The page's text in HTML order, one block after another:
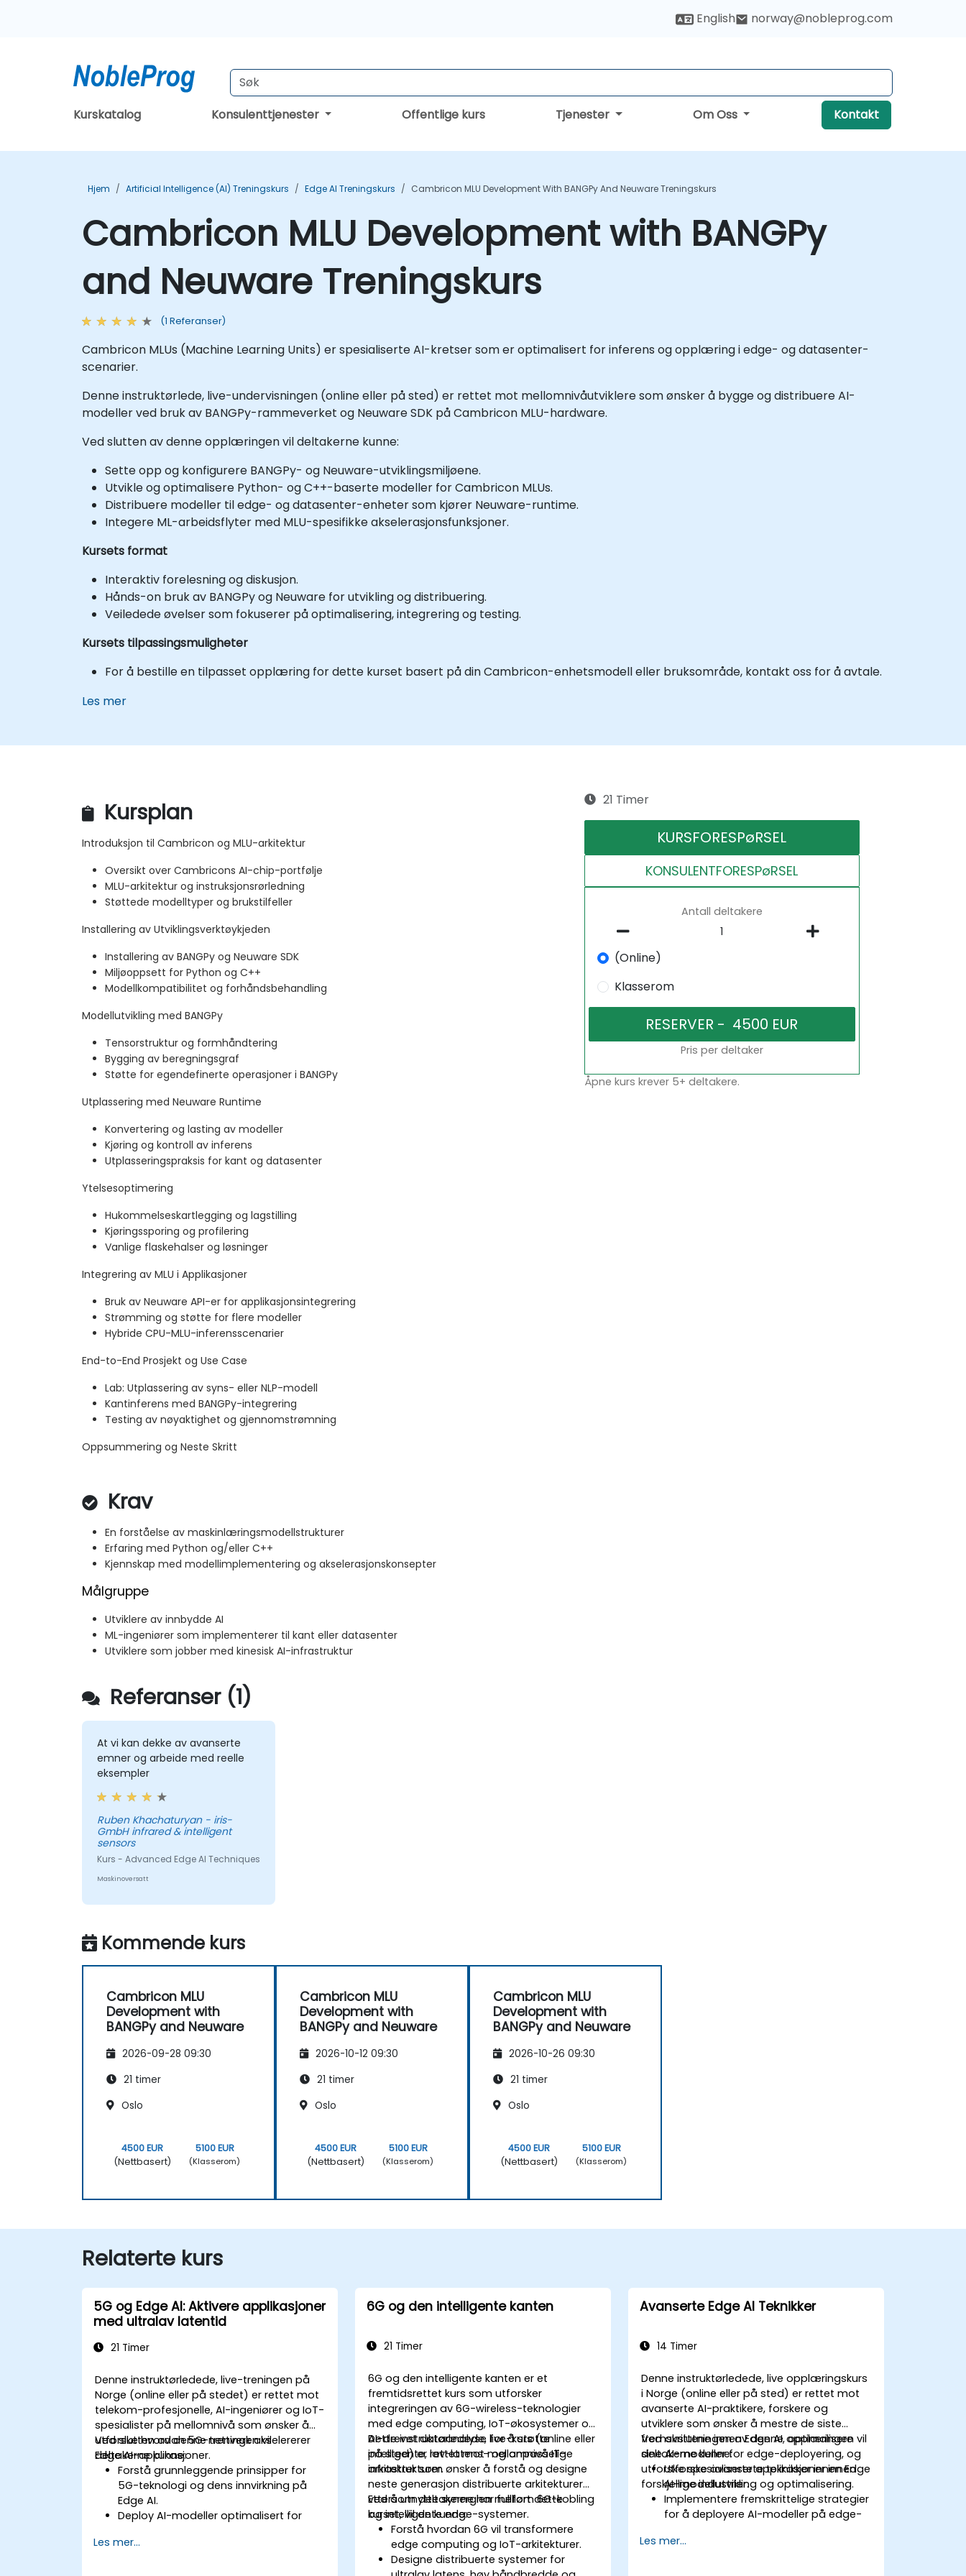
English norway@nobleprog.com
Kurskatalog Konsulenttjenester Offentlige kurs Tjenester Om Oss Kontakt
Hjem Artificial Intelligence (AI) Treningskurs Edge AI Treningskurs Cambricon MLU Development With BANGPy And Neuware Treningskurs
Cambricon MLU Development with BANGPy
and Neuware Treningskurs
(1 Referanser)
Cambricon MLUs (Machine Learning Units) er spesialiserte AI-kretser som er optimalisert for inferens og opplæring i edge- og datasenter-
scenarier.
Denne instruktørlede, live-undervisningen (online eller på sted) er rettet mot mellomnivåutviklere som ønsker å bygge og distribuere AI-
modeller ved bruk av BANGPy-rammeverket og Neuware SDK på Cambricon MLU-hardware.
Ved slutten av denne opplæringen vil deltakerne kunne:
Sette opp og konfigurere BANGPy- og Neuware-utviklingsmiljøene.
Utvikle og optimalisere Python- og C++-baserte modeller for Cambricon MLUs.
Distribuere modeller til edge- og datasenter-enheter som kjører Neuware-runtime.
Integere ML-arbeidsflyter med MLU-spesifikke akselerasjonsfunksjoner.
Kursets format
Interaktiv forelesning og diskusjon.
Hånds-on bruk av BANGPy og Neuware for utvikling og distribuering.
Veiledede øvelser som fokuserer på optimalisering, integrering og testing.
Kursets tilpassingsmuligheter
For å bestille en tilpasset opplæring for dette kurset basert på din Cambricon-enhetsmodell eller bruksområde, kontakt oss for å avtale.
Les mer
Kursplan
Introduksjon til Cambricon og MLU-arkitektur
Oversikt over Cambricons AI-chip-portfølje
MLU-arkitektur og instruksjonsrørledning
Støttede modelltyper og brukstilfeller
Installering av Utviklingsverktøykjeden
Installering av BANGPy og Neuware SDK
Miljøoppsett for Python og C++
Modellkompatibilitet og forhåndsbehandling
Modellutvikling med BANGPy
Tensorstruktur og formhåndtering
Bygging av beregningsgraf
Støtte for egendefinerte operasjoner i BANGPy
Utplassering med Neuware Runtime
Konvertering og lasting av modeller
Kjøring og kontroll av inferens
Utplasseringspraksis for kant og datasenter
Ytelsesoptimering
Hukommelseskartlegging og lagstilling
Kjøringssporing og profilering
Vanlige flaskehalser og løsninger
Integrering av MLU i Applikasjoner
Bruk av Neuware API-er for applikasjonsintegrering
Strømming og støtte for flere modeller
Hybride CPU-MLU-inferensscenarier
End-to-End Prosjekt og Use Case
Lab: Utplassering av syns- eller NLP-modell
Kantinferens med BANGPy-integrering
Testing av nøyaktighet og gjennomstrømning
Oppsummering og Neste Skritt
Krav
En forståelse av maskinlæringsmodellstrukturer
Erfaring med Python og/eller C++
Kjennskap med modellimplementering og akselerasjonskonsepter
Målgruppe
Utviklere av innbydde AI
ML-ingeniører som implementerer til kant eller datasenter
Utviklere som jobber med kinesisk AI-infrastruktur
21 Timer
KURSFORESPøRSEL
KONSULENTFORESPøRSEL
Antall deltakere
(Online)
Klasserom
Pris per deltaker
Åpne kurs krever 5+ deltakere.
Referanser (1)
At vi kan dekke av avanserte
emner og arbeide med reelle
eksempler
Ruben Khachaturyan - iris-
GmbH infrared & intelligent
sensors
Kurs - Advanced Edge AI Techniques
Maskinoversatt
Kommende kurs
Cambricon MLU
Development with
BANGPy and Neuware
2026-09-28 09:30
21 timer
Oslo
4500 EUR
(Nettbasert)
5100 EUR
(Klasserom)
Cambricon MLU
Development with
BANGPy and Neuware
2026-10-12 09:30
21 timer
Oslo
4500 EUR
(Nettbasert)
5100 EUR
(Klasserom)
Cambricon MLU
Development with
BANGPy and Neuware
2026-10-26 09:30
21 timer
Oslo
4500 EUR
(Nettbasert)
5100 EUR
(Klasserom)
Relaterte kurs
5G og Edge AI: Aktivere applikasjoner
med ultralav latentid
21 Timer
Denne instruktørledede, live-treningen på
Norge (online eller på stedet) er rettet mot
telekom-profesjonelle, AI-ingeniører og IoT-
spesialister på mellomnivå som ønsker å
utforske hvordan 5G-nettverk akselererer
Edge AI-applikasjoner.
Ved slutten av denne treningen vil
deltakerne kunne:
Forstå grunnleggende prinsipper for
5G-teknologi og dens innvirkning på
Edge AI.
Deploy AI-modeller optimalisert for
Implementere
Les mer...
6G og den intelligente kanten
21 Timer
6G og den intelligente kanten er et
fremtidsrettet kurs som utforsker
integreringen av 6G-wireless-teknologier
med edge computing, IoT-økosystemer og
AI-drevet dataanalyse for å støtte
intelligente, lav-latens- og anpasselige
infrastrukturer.
Dette instruktørledede, live-kurs (online eller
på sted) er rettet mot mellomnivå IT-
arkitekter som ønsker å forstå og designe
neste generasjon distribuerte arkitekturer
ved å utnytte synergien mellom 6G-kobling
og intelligente edge-systemer.
Ettersom deltakerne har fullført dette
kurset, vil de kunne:
Forstå hvordan 6G vil transformere
edge computing og IoT-arkitekturer.
Designe distribuerte systemer for
Avanserte Edge AI Teknikker
14 Timer
Denne instruktørledede, live opplæringskurs
i Norge (online eller på sted) er rettet mot
avanserte AI-praktikere, forskere og
utviklere som ønsker å mestre de siste
fremskrittene innen Edge AI, optimalisere
sine AI-modeller for edge-deployering, og
utforske spesialiserte applikasjoner innen
forskjellige industrier.
Ved avslutningen av denne opplæringen vil
deltakerne kunne:
Utforske avanserte teknikker innen Edge
AI-modellutvikling og optimalisering.
Implementere fremskrittelige strategier
for å deployere AI-modeller på edge-
Bruke spesialiserte verktøy og
Les mer...